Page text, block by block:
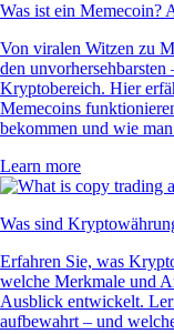
Was ist ein Memecoin?
Von viralen Witzen zu
den unvorhersehbarsten
Kryptobereich. Hier
Memecoins
bekommen und wie
Learn more
Was sind
Erfahren Sie, was
welche Merkmale und
Ausblick entwickelt.
aufbewahrt – und